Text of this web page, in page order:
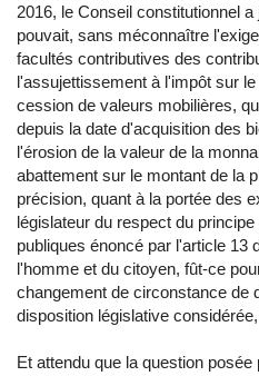
2016, le Conseil constitutionnel
pouvait, sans méconnaître
facultés contributives des
l'assujettissement à l'impôt sur
cession de valeurs mobilières,
depuis la date d'acquisition des
l'érosion de la valeur de la
abattement sur le montant de la
précision, quant à la portée des
législateur du respect du
publiques énoncé par l'article 13
l'homme et du citoyen, fût-ce
changement de circonstance de
disposition législative
Et attendu que la question